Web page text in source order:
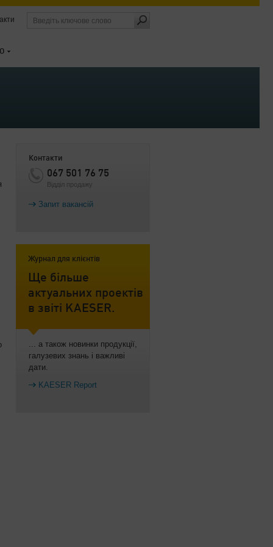
Контакти
067 501 76 75
Відділ продажу
Запит вакансій
Журнал для клієнтів
Ще більше
актуальних проектів
в звіті KAESER.
... а також новинки продукції,
галузевих знань і важливі
дати.
KAESER Report